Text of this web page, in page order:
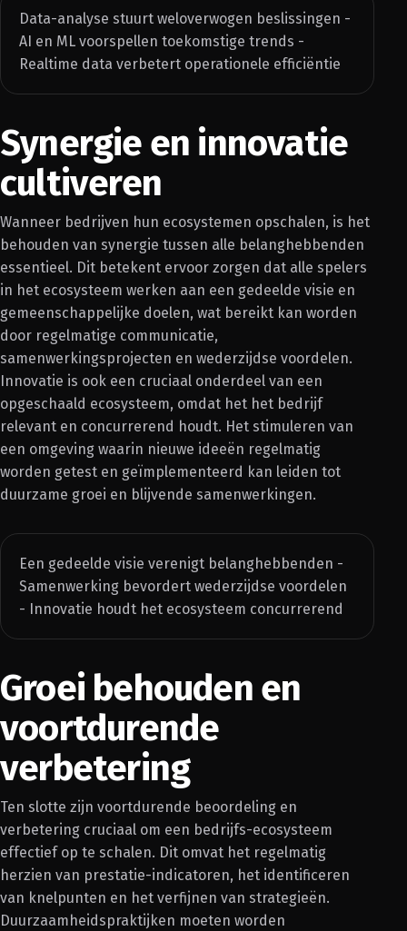
Data-analyse stuurt weloverwogen beslissingen -
AI en ML voorspellen toekomstige trends -
Realtime data verbetert operationele efficiëntie
Synergie en innovatie
cultiveren
Wanneer bedrijven hun ecosystemen opschalen, is het
behouden van synergie tussen alle belanghebbenden
essentieel. Dit betekent ervoor zorgen dat alle spelers
in het ecosysteem werken aan een gedeelde visie en
gemeenschappelijke doelen, wat bereikt kan worden
door regelmatige communicatie,
samenwerkingsprojecten en wederzijdse voordelen.
Innovatie is ook een cruciaal onderdeel van een
opgeschaald ecosysteem, omdat het het bedrijf
relevant en concurrerend houdt. Het stimuleren van
een omgeving waarin nieuwe ideeën regelmatig
worden getest en geïmplementeerd kan leiden tot
duurzame groei en blijvende samenwerkingen.
Een gedeelde visie verenigt belanghebbenden -
Samenwerking bevordert wederzijdse voordelen
- Innovatie houdt het ecosysteem concurrerend
Groei behouden en
voortdurende
verbetering
Ten slotte zijn voortdurende beoordeling en
verbetering cruciaal om een bedrijfs-ecosysteem
effectief op te schalen. Dit omvat het regelmatig
herzien van prestatie-indicatoren, het identificeren
van knelpunten en het verfijnen van strategieën.
Duurzaamheidspraktijken moeten worden